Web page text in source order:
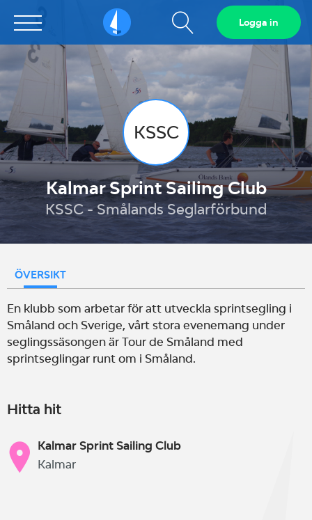
Sailarena Visa
sökfält
Logga in
KSSC
Kalmar Sprint Sailing Club
KSSC - Smålands Seglarförbund
ÖVERSIKT
En klubb som arbetar för att utveckla sprintsegling i
Småland och Sverige, vårt stora evenemang under
seglingssäsongen är Tour de Småland med
sprintseglingar runt om i Småland.
Hitta hit
Kalmar Sprint Sailing Club
Kalmar